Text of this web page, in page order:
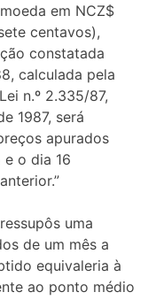
em NCZ$
centavos),
constatada
calculada pela
n.º 2.335/87,
1987, será
apurados
o dia 16
uma
de um mês a
equivaleria à
ao ponto médio